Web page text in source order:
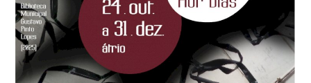
Lazer
Ambiente